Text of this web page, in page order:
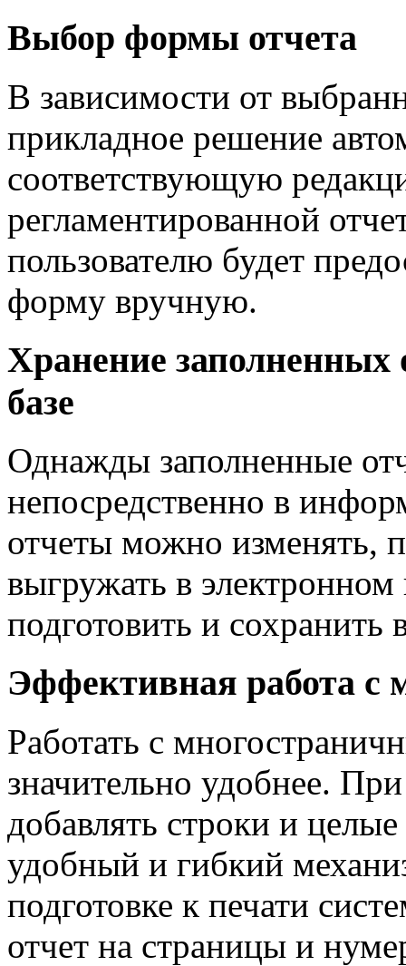
Выбор формы отчета
В зависимости от
прикладное решение
соответствующую
регламентированной
пользователю будет
форму вручную.
Хранение
базе
Однажды заполненные
непосредственно в
отчеты можно изменять,
выгружать в
подготовить и сохранить
Эффективная работа с
Работать с
значительно удобнее.
добавлять строки и
удобный и гибкий
подготовке к печати
отчет на страницы и